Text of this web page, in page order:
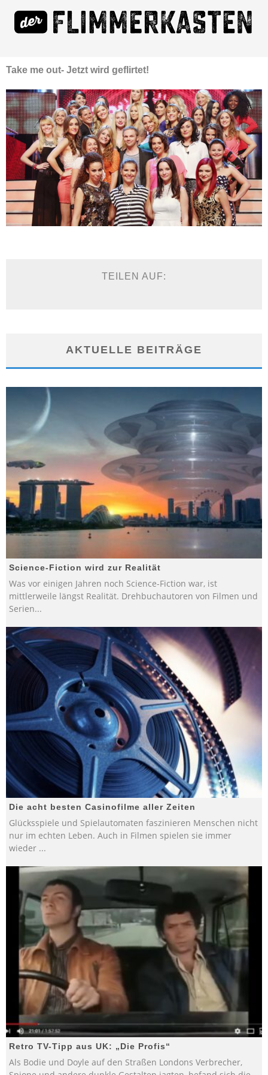
Take me out- Jetzt wird geflirtet!
TEILEN AUF:
AKTUELLE BEITRÄGE
Science-Fiction wird zur Realität
Was vor einigen Jahren noch Science-Fiction war, ist
mittlerweile längst Realität. Drehbuchautoren von Filmen und
Serien...
Die acht besten Casinofilme aller Zeiten
Glücksspiele und Spielautomaten faszinieren Menschen nicht
nur im echten Leben. Auch in Filmen spielen sie immer
wieder ...
Retro TV-Tipp aus UK: „Die Profis“
Als Bodie und Doyle auf den Straßen Londons Verbrecher,